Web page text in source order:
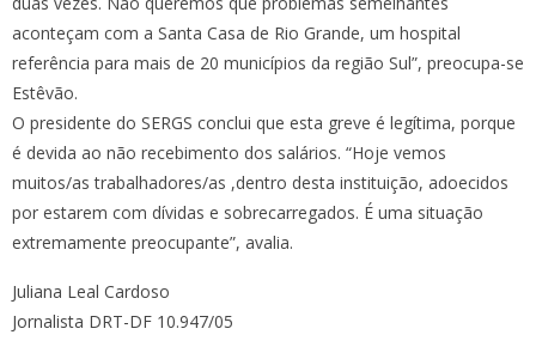
aconteçam com a Santa Casa de Rio Grande, um hospital
referência para mais de 20 municípios da região Sul”, preocupa-se
Estêvão.
O presidente do SERGS conclui que esta greve é legítima, porque
é devida ao não recebimento dos salários. “Hoje vemos
muitos/as trabalhadores/as ,dentro desta instituição, adoecidos
por estarem com dívidas e sobrecarregados. É uma situação
extremamente preocupante”, avalia.
Juliana Leal Cardoso
Jornalista DRT-DF 10.947/05